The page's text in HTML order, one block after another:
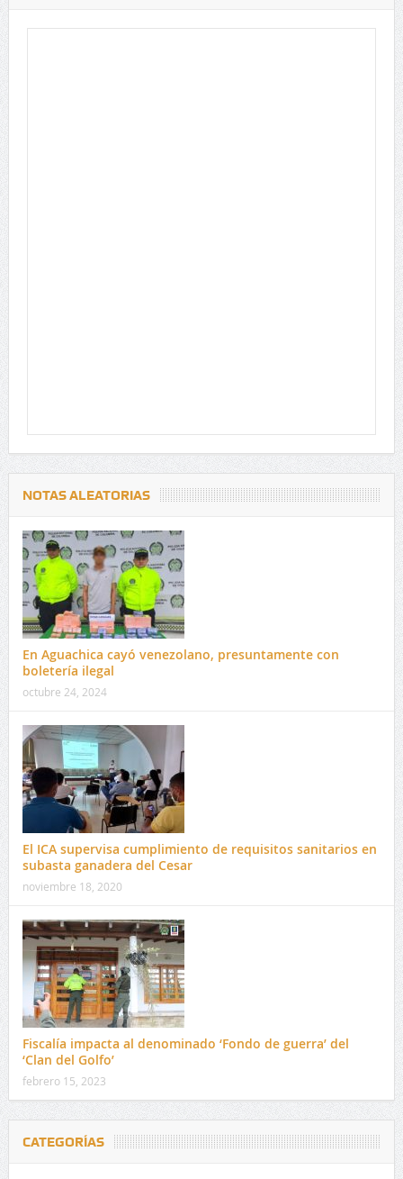
NOTAS ALEATORIAS
En Aguachica cayó venezolano, presuntamente con
boletería ilegal
octubre 24, 2024
El ICA supervisa cumplimiento de requisitos sanitarios en
subasta ganadera del Cesar
noviembre 18, 2020
Fiscalía impacta al denominado ‘Fondo de guerra’ del
‘Clan del Golfo’
febrero 15, 2023
CATEGORÍAS